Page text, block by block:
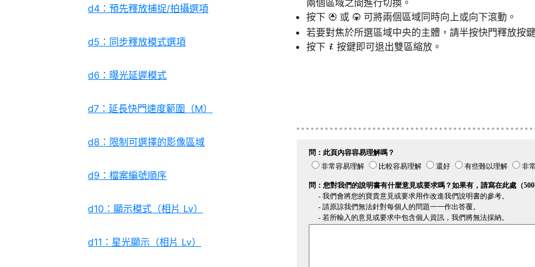
d4：預先釋放捕捉/拍攝選項
d5：同步釋放模式選項
d6：曝光延遲模式
d7：延長快門速度範圍（M）
d8：限制可選擇的影像區域
d9：檔案編號順序
d10：顯示模式（相片 Lv）
d11：星光顯示（相片 Lv）
兩個區域之間進行切換。
按下 1 或 3 可將兩個區域同時向上或向下滾動。
若要對焦於所選區域中央的主體，請半按快門釋放按
按下 i 按鍵即可退出雙區縮放。